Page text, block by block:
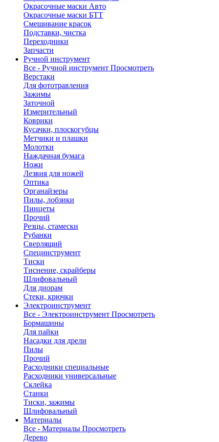
Окрасочные маски Авто
Окрасочные маски БТТ
Смешивание красок
Подставки, чистка
Переходники
Запчасти
Ручной инструмент
Все - Ручной инструмент Просмотреть
Верстаки
Для фототравления
Зажимы
Заточной
Измерительный
Коврики
Кусачки, плоскогубцы
Метчики и плашки
Молотки
Наждачная бумага
Ножи
Лезвия для ножей
Оптика
Органайзеры
Пилы, лобзики
Пинцеты
Прочий
Резцы, стамески
Рубанки
Сверлящий
Специнструмент
Тиски
Тиснение, скрайберы
Шлифовальный
Для диорам
Стеки, крючки
Электроинструмент
Все - Электроинструмент Просмотреть
Бормашины
Для пайки
Насадки для дрели
Пилы
Прочий
Расходники специальные
Расходники универсальные
Склейка
Станки
Тиски, зажимы
Шлифовальный
Материалы
Все - Материалы Просмотреть
Дерево